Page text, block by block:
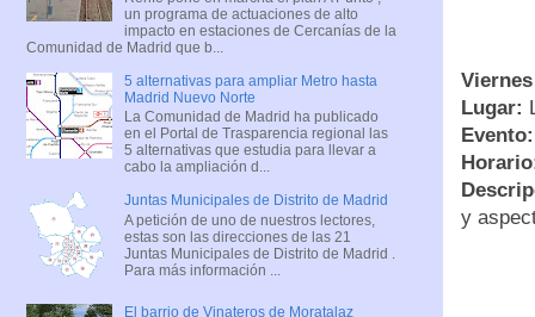
Lugar:
Evento:
y
un programa de actuaciones de alto
impacto en estaciones de Cercanías de la
Comunidad de Madrid que b...
5 alternativas para ampliar Metro hasta
Madrid Nuevo Norte
La Comunidad de Madrid ha publicado
en el Portal de Trasparencia regional las
5 alternativas que estudia para llevar a
cabo la ampliación d...
Juntas Municipales de Distrito de Madrid
A petición de uno de nuestros lectores,
estas son las direcciones de las 21
Juntas Municipales de Distrito de Madrid .
Para más información ...
El barrio de Vinateros de Moratalaz